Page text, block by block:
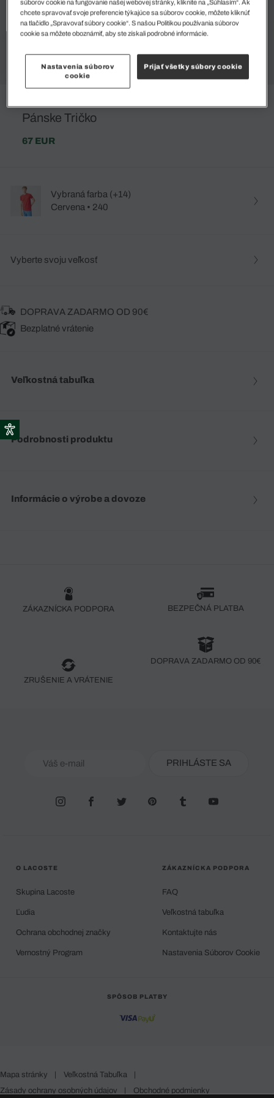
Pánske Tričko
67 EUR
Vybraná farba (+14)
Cervena • 240
Vyberte svoju veľkosť
DOPRAVA ZADARMO OD 90€
Bezplatné vrátenie
Veľkostná tabuľka
Podrobnosti produktu
Informácie o výrobe a dovoze
ZÁKAZNÍCKA PODPORA BEZPEČNÁ PLATBA
ZRUŠENIE A VRÁTENIE
DOPRAVA ZADARMO OD 90€
PRIHLÁSTE SA
O LACOSTE
Skupina Lacoste
Ľudia
Ochrana obchodnej značky
Vernostný Program
ZÁKAZNÍCKA PODPORA
FAQ
Veľkostná tabuľka
Kontaktujte nás
Nastavenia Súborov Cookie
SPÔSOB PLATBY
Mapa stránky | Veľkostná Tabuľka
|
Zásady ochrany osobných údajov
| Obchodné podmienky
súborov cookie na fungovanie našej webovej stránky, kliknite na „Súhlasím“. Ak
chcete spravovať svoje preferencie týkajúce sa súborov cookie, môžete kliknúť
na tlačidlo „Spravovať súbory cookie“. S našou Politikou používania súborov
cookie sa môžete oboznámiť, aby ste získali podrobné informácie.
Nastavenia súborov
cookie
Prijať všetky súbory cookie